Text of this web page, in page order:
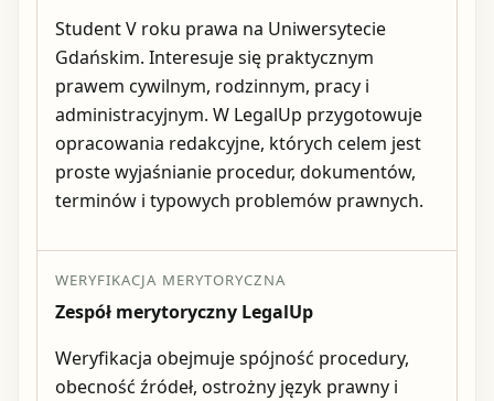
Student V roku prawa na Uniwersytecie
Gdańskim. Interesuje się praktycznym
prawem cywilnym, rodzinnym, pracy i
administracyjnym. W LegalUp przygotowuje
opracowania redakcyjne, których celem jest
proste wyjaśnianie procedur, dokumentów,
terminów i typowych problemów prawnych.
WERYFIKACJA MERYTORYCZNA
Zespół merytoryczny LegalUp
Weryfikacja obejmuje spójność procedury,
obecność źródeł, ostrożny język prawny i